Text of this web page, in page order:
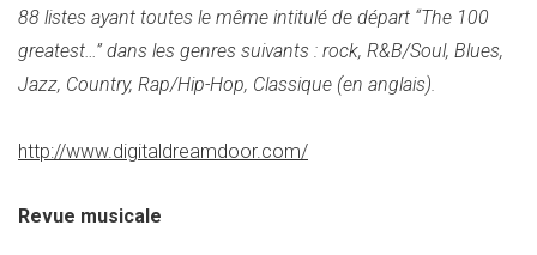
88 listes ayant toutes le même intitulé de départ “The 100
greatest…” dans les genres suivants : rock, R&B/Soul, Blues,
Jazz, Country, Rap/Hip-Hop, Classique (en anglais).
http://www.digitaldreamdoor.com/
Revue musicale